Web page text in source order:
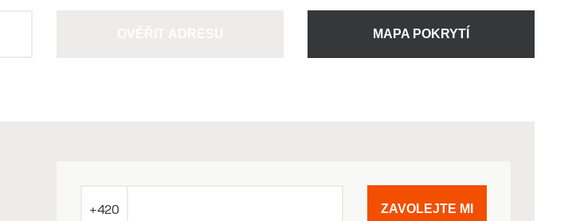
MAPA POKRYTÍ
+420 ZAVOLEJTE MI